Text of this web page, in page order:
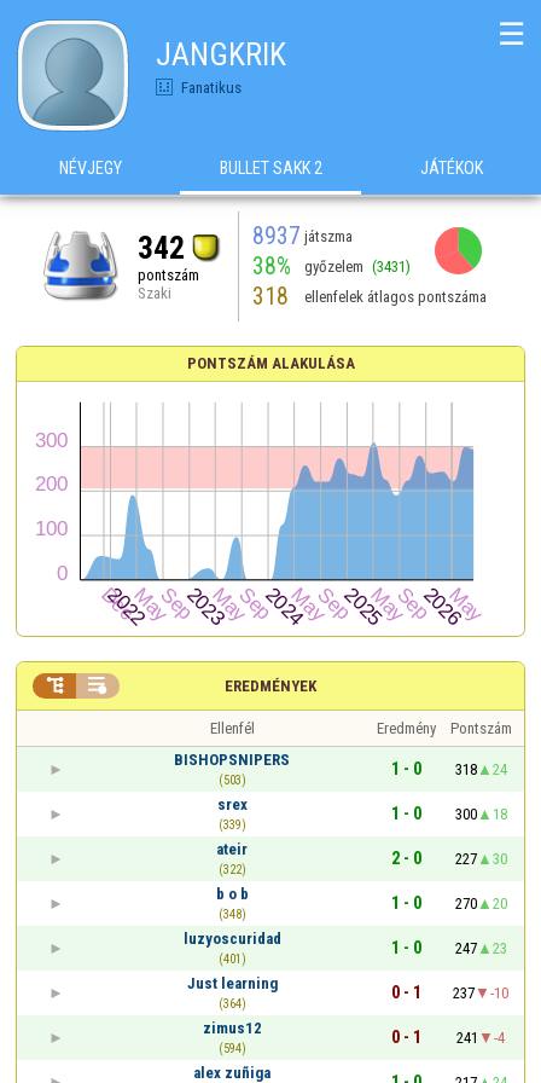
JANGKRIK
Fanatikus
☰
NÉVJEGY BULLET SAKK 2 JÁTÉKOK
342
pontszám
Szaki
8937 játszma
38% győzelem (3431)
318 ellenfelek átlagos pontszáma
PONTSZÁM ALAKULÁSA
EREDMÉNYEK
 
Ellenfél Eredmény
Pontszám
BISHOPSNIPERS
(503)
1 - 0 318
24
srex
(339)
1 - 0 300
18
ateir
(322)
2 - 0 227
30
b o b
(348)
1 - 0 270
20
luzyoscuridad
(401)
1 - 0 247
23
Just learning
(364)
0 - 1 237
-10
zimus12
(594)
0 - 1 241
-4
alex zuñiga